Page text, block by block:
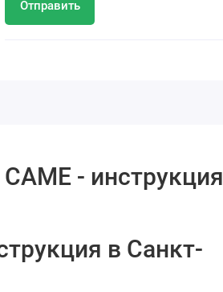
Отправить
- инструкция
в Санкт-